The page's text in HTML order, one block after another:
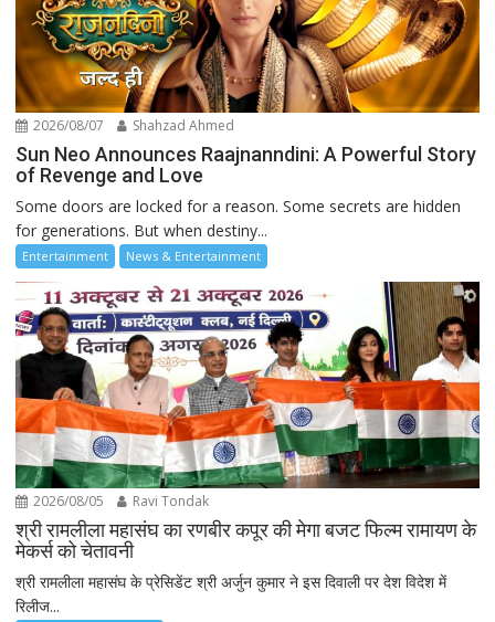
2026/08/07 Shahzad Ahmed
Sun Neo Announces Raajnanndini: A Powerful Story
of Revenge and Love
Some doors are locked for a reason. Some secrets are hidden
for generations. But when destiny...
Entertainment News & Entertainment
2026/08/05 Ravi Tondak
श्री रामलीला महासंघ का रणबीर कपूर की मेगा बजट फिल्म रामायण के
मेकर्स को चेतावनी
श्री रामलीला महासंघ के प्रेसिडेंट श्री अर्जुन कुमार ने इस दिवाली पर देश विदेश में
रिलीज...